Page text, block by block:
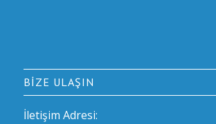
BIZE ULAŞIN
İletişim Adresi: